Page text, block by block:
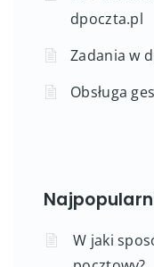
dpoczta.pl
Zadania w
Obsługa
W jaki